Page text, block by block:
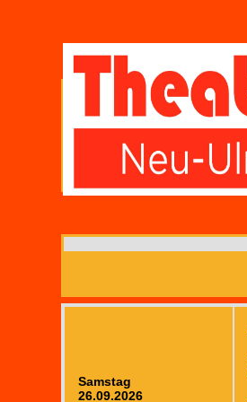
Samstag
26.09.2026